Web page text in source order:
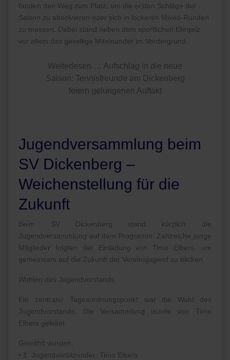
fanden den Weg zum Platz, um die ersten Schläge der
Saison zu absolvieren oder sich in lockeren Mixed-Runden
zu messen. Dabei stand neben dem sportlichen Ehrgeiz
vor allem das gesellige Miteinander im Vordergrund.
Weiterlesen … Aufschlag in die neue
Saison: Tennisfreunde am Dickenberg
feiern gelungenen Auftakt
Jugendversammlung beim
SV Dickenberg –
Weichenstellung für die
Zukunft
Beim SV Dickenberg stand kürzlich die
Jugendversammlung auf dem Programm. Zahlreiche junge
Mitglieder folgten der Einladung von Timo Elbers, um
gemeinsam auf die Zukunft der Vereinsjugend zu blicken.
Wahlen des Jugendvorstands
Ein zentraler Tagesordnungspunkt war die Wahl des
Jugendvorstands. Die Versammlung wurde von Timo
Elbers geleitet.
Gewählt wurden:
• 1. Jugendvorsitzender: Timo Elbers